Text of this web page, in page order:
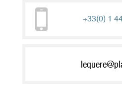
+33(0) 1